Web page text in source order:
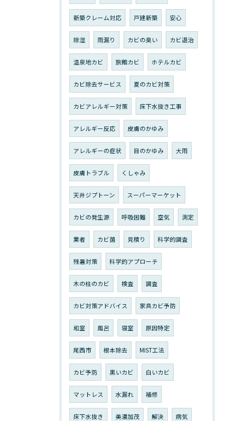
新築クレーム対応 戸建新築 安心
除湿 雨漏り カビの臭い カビ退治
温泉地カビ 旅館カビ ホテルカビ
カビ除去サービス 夏のカビ対策
カビアレルギー対策 床下水抜き工事
アレルギー反応 皮膚のかゆみ
アレルギーの症状 目のかゆみ 大雨
皮膚トラブル くしゃみ
天井ジプトーン スーパーマーケット
カビの発生源 呼吸困難 空気 測定
業者 カビ菌 見積り 科学的調査
残暑対策 科学的アプローチ
木の柱のカビ 検査 調査
カビ対策アドバイス 家具カビ予防
和室 風呂 寝室 原因特定
尾西市 根本除去 MIST工法
カビ予防 黒いカビ 白いカビ
マットレス 水漏れ 補修
床下水抜き 美濃加茂 解決 病気